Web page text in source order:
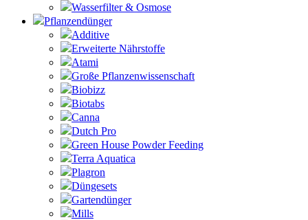
Wasserfilter & Osmose
Pflanzendünger
Additive
Erweiterte Nährstoffe
Atami
Große Pflanzenwissenschaft
Biobizz
Biotabs
Canna
Dutch Pro
Green House Powder Feeding
Terra Aquatica
Plagron
Düngesets
Gartendünger
Mills